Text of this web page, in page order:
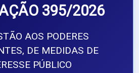
395/2026
AOS PODERES
DE MEDIDAS DE
PÚBLICO